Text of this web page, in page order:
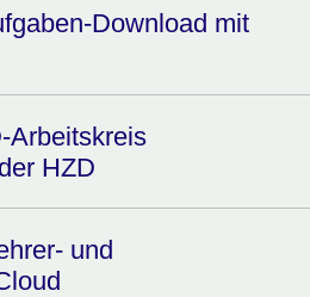
Download mit
Arbeitskreis
HZD
und